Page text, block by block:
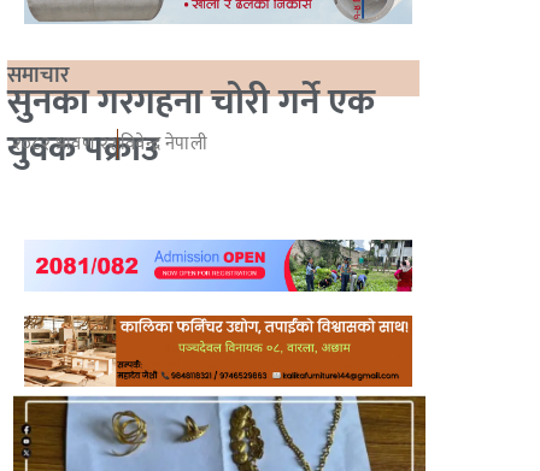
समाचार
सुनका गरगहना चोरी गर्ने एक
युवक पक्राउ
२०८२ श्रावण २२विवेन्द्र नेपाली